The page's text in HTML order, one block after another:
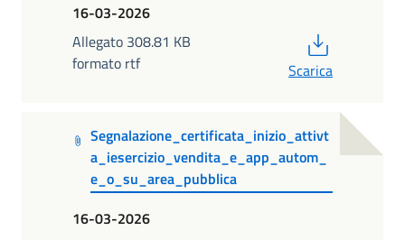
16-03-2026
Allegato 308.81 KB
formato rtf
Scarica
Segnalazione_certificata_inizio_attivt
a_iesercizio_vendita_e_app_autom_
e_o_su_area_pubblica
16-03-2026